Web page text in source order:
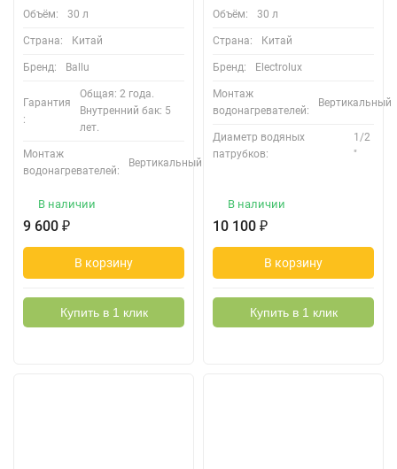
Объём: 30 л
Страна: Китай
Бренд: Ballu
Гарантия
:
Общая: 2 года.
Внутренний бак: 5
лет.
Монтаж
водонагревателей:
Вертикальный
В наличии
9 600 ₽
В корзину
Купить в 1 клик
Объём: 30 л
Страна: Китай
Бренд: Electrolux
Монтаж
водонагревателей:
Вертикальный
Диаметр водяных
патрубков:
1/2
"
В наличии
10 100 ₽
В корзину
Купить в 1 клик